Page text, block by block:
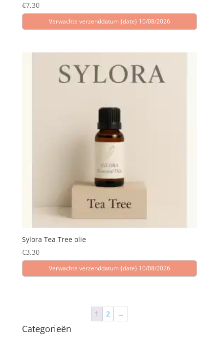
€7,30
Verwachte verzenddatum {date} 10/08/2026
Sylora Tea Tree olie
€3,30
Verwachte verzenddatum {date} 10/08/2026
1 2 →
Categorieën